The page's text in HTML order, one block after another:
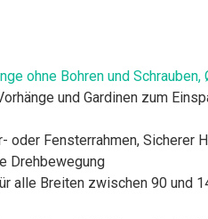
ohne Bohren und
und Gardinen zum
Fensterrahmen, Sicherer
Drehbewegung
Breiten zwischen 90 und